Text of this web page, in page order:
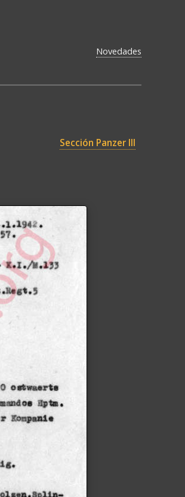
Novedades
Sección Panzer III